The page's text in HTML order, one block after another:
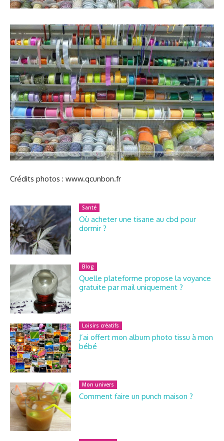
Crédits photos : www.qcunbon.fr
Santé
Où acheter une tisane au cbd pour
dormir ?
Blog
Quelle plateforme propose la voyance
gratuite par mail uniquement ?
Loisirs créatifs
J’ai offert mon album photo tissu à mon
bébé
Mon univers
Comment faire un punch maison ?